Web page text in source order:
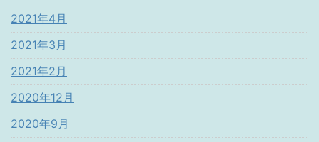
2021年4月
2021年3月
2021年2月
2020年12月
2020年9月